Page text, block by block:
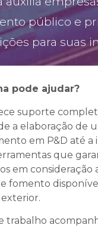
público e
para suas
pode ajudar?
suporte
a elaboração de
em P&D até
que
em consideração
fomento
trabalho